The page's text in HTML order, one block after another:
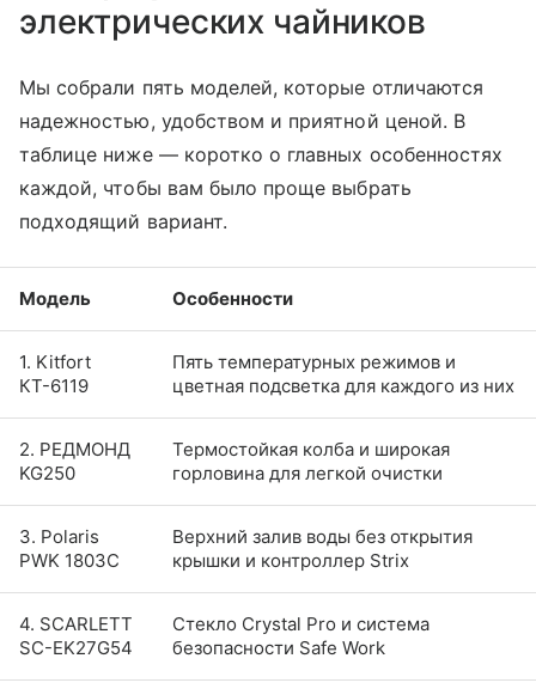
электрических чайников
Мы собрали пять моделей, которые отличаются
надежностью, удобством и приятной ценой. В
таблице ниже — коротко о главных особенностях
каждой, чтобы вам было проще выбрать
подходящий вариант.
Модель Особенности
1. Kitfort
КТ-6119
Пять температурных режимов и
цветная подсветка для каждого из них
2. РЕДМОНД
KG250
Термостойкая колба и широкая
горловина для легкой очистки
3. Polaris
PWK 1803C
Верхний залив воды без открытия
крышки и контроллер Strix
4. SCARLETT
SC-EK27G54
Стекло Crystal Pro и система
безопасности Safe Work